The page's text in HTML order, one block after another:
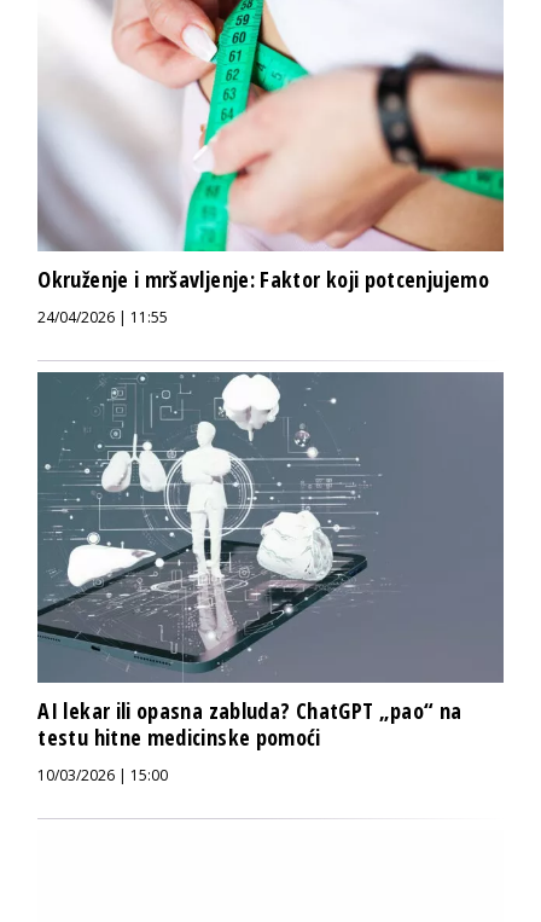
Okruženje i mršavljenje: Faktor koji potcenjujemo
24/04/2026 | 11:55
AI lekar ili opasna zabluda? ChatGPT „pao“ na
testu hitne medicinske pomoći
10/03/2026 | 15:00